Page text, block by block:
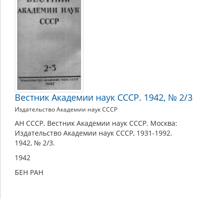
Вестник Академии наук СССР. 1942, № 2/3
Издательство Академии наук СССР
АН СССР. Вестник Академии наук СССР. Москва:
Издательство Академии наук СССР, 1931-1992.
1942, № 2/3.
1942
БЕН РАН